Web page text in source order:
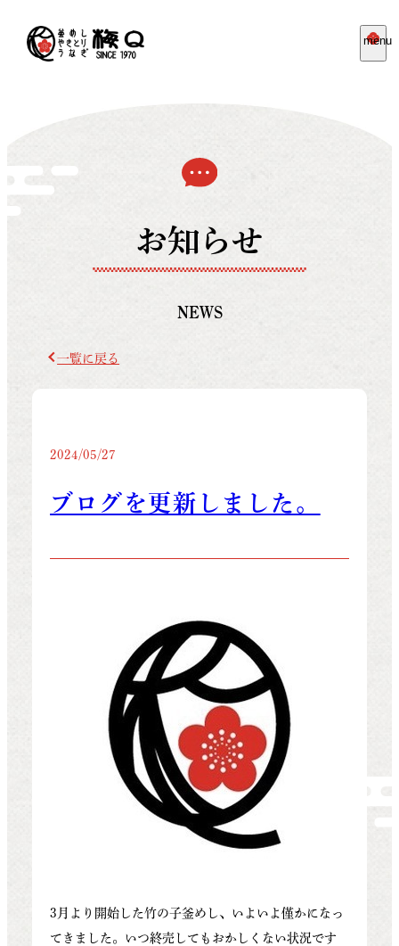
menu
お知らせ
NEWS
一覧に戻る
2024/05/27
ブログを更新しました。
3月より開始した竹の子釜めし、いよいよ僅かになっ
てきました。いつ終売してもおかしくない状況です